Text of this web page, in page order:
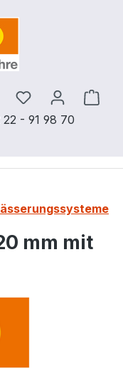
- 91 98 70
Du hast 0
mm mit